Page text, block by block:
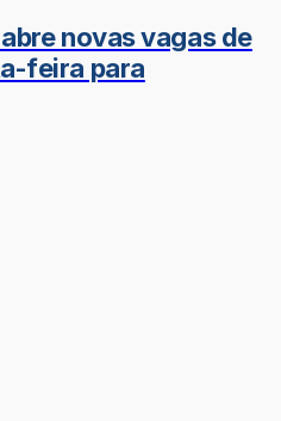
novas vagas de
feira para